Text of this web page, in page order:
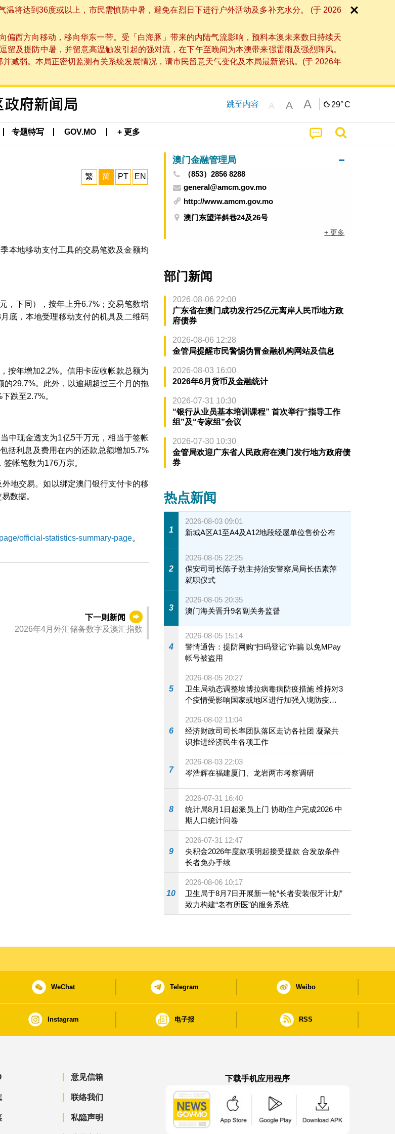
将达到36度或以上，市民需慎防中暑，避免在烈日下进行户外活动及多补充水分。 (于 2026
西方向移动，移向华东一带。受「白海豚」带来的内陆气流影响，预料本澳未来数日持续天
及提防中暑，并留意高温触发引起的强对流，在下午至晚间为本澳带来强雷雨及强烈阵风。
减弱。本局正密切监测有关系统发展情况，请市民留意天气变化及本局最新资讯。(于 2026年
跳至内容 A A A 29°C
专题特写 GOV.MO + 更多
繁 简 PT EN
本地移动支付工具的交易笔数及金额均
，下同），按年上升6.7%；交易笔数增
底，本地受理移动支付的机具及二维码
按年增加2.2%。信用卡应收帐款总额为
29.7%。此外，以逾期超过三个月的拖
跌至2.7%。
中现金透支为1亿5千万元，相当于签帐
括利息及费用在内的还款总额增加5.7%
帐笔数为176万宗。
地交易。如以绑定澳门银行支付卡的移
数据。
official-statistics-summary-page。
下一则新闻
2026年4月外汇储备数字及澳汇指数
澳门金融管理局
（853）2856 8288
general@amcm.gov.mo
http://www.amcm.gov.mo
澳门东望洋斜巷24及26号
+ 更多
部门新闻
2026-08-06 22:00
广东省在澳门成功发行25亿元离岸人民币地方政
府债券
2026-08-06 12:28
金管局提醒市民警惕伪冒金融机构网站及信息
2026-08-03 16:00
2026年6月货币及金融统计
2026-07-31 10:30
“银行从业员基本培训课程” 首次举行“指导工作
组”及“专家组”会议
2026-07-30 10:30
金管局欢迎广东省人民政府在澳门发行地方政府债
券
热点新闻
1
2026-08-03 09:01
新城A区A1至A4及A12地段经屋单位售价公布
2
2026-08-05 22:25
保安司司长陈子劲主持治安警察局局长伍素萍
就职仪式
3
2026-08-05 20:35
澳门海关晋升9名副关务监督
4
2026-08-05 15:14
警情通告：提防网购“扫码登记”诈骗 以免MPay
帐号被盗用
5
2026-08-05 20:27
卫生局动态调整埃博拉病毒病防疫措施 维持对3
个疫情受影响国家或地区进行加强入境防疫措
施
6
2026-08-02 11:04
经济财政司司长率团队落区走访各社团 凝聚共
识推进经济民生各项工作
7
2026-08-03 22:03
岑浩辉在福建厦门、龙岩两市考察调研
8
2026-07-31 16:40
统计局8月1日起派员上门 协助住户完成2026 中
期人口统计问卷
9
2026-07-31 12:47
央积金2026年度款项明起接受提款 合发放条件
长者免办手续
10
2026-08-06 10:17
卫生局于8月7日开展新一轮“长者安装假牙计划”
致力构建“老有所医”的服务系统
WeChat Telegram Weibo
Instagram 电子报 RSS
意见信箱
联络我们
私隐声明
下载手机应用程序